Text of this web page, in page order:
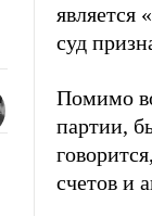
является
суд
Помимо
партии,
счетов и